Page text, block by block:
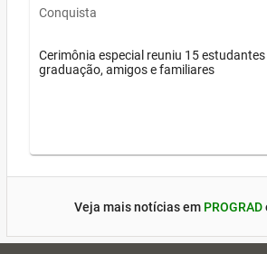
Conquista
Cerimônia especial reuniu 15
graduação, amigos e familiares
Veja mais notícias em PROGRAD